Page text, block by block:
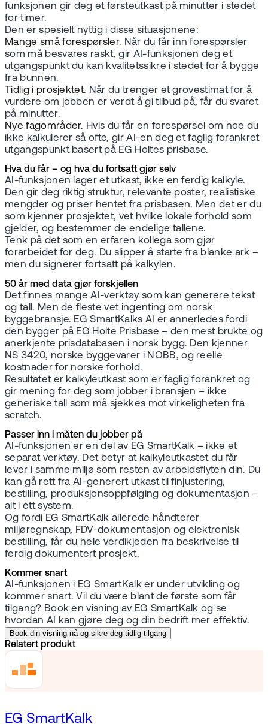
funksjonen gir deg et førsteutkast på minutter i stedet
for timer.
Den er spesielt nyttig i disse situasjonene:
Mange små forespørsler. Når du får inn forespørsler
som må besvares raskt, gir AI-funksjonen deg et
utgangspunkt du kan kvalitetssikre i stedet for å bygge
fra bunnen.
Tidlig i prosjektet. Når du trenger et grovestimat for å
vurdere om jobben er verdt å gi tilbud på, får du svaret
på minutter.
Nye fagområder. Hvis du får en forespørsel om noe du
ikke kalkulerer så ofte, gir AI-en deg et faglig forankret
utgangspunkt basert på EG Holtes prisbase.
Hva du får – og hva du fortsatt gjør selv
AI-funksjonen lager et utkast, ikke en ferdig kalkyle.
Den gir deg riktig struktur, relevante poster, realistiske
mengder og priser hentet fra prisbasen. Men det er du
som kjenner prosjektet, vet hvilke lokale forhold som
gjelder, og bestemmer de endelige tallene.
Tenk på det som en erfaren kollega som gjør
forarbeidet for deg. Du slipper å starte fra blanke ark –
men du signerer fortsatt på kalkylen.
50 år med data gjør forskjellen
Det finnes mange AI-verktøy som kan generere tekst
og tall. Men de fleste vet ingenting om norsk
byggebransje. EG SmartKalks AI er annerledes fordi
den bygger på EG Holte Prisbase – den mest brukte og
anerkjente prisdatabasen i norsk bygg. Den kjenner
NS 3420, norske byggevarer i NOBB, og reelle
kostnader for norske forhold.
Resultatet er kalkyleutkast som er faglig forankret og
gir mening for deg som jobber i bransjen – ikke
generiske tall som må sjekkes mot virkeligheten fra
scratch.
Passer inn i måten du jobber på
AI-funksjonen er en del av EG SmartKalk – ikke et
separat verktøy. Det betyr at kalkyleutkastet du får
lever i samme miljø som resten av arbeidsflyten din. Du
kan gå rett fra AI-generert utkast til finjustering,
bestilling, produksjonsoppfølging og dokumentasjon –
alt i étt system.
Og fordi EG SmartKalk allerede håndterer
miljøregnskap, FDV-dokumentasjon og elektronisk
bestilling, får du hele verdikjeden fra beskrivelse til
ferdig dokumentert prosjekt.
Kommer snart
AI-funksjonen i EG SmartKalk er under utvikling og
kommer snart. Vil du være blant de første som får
tilgang? Book en visning av EG SmartKalk og se
hvordan AI kan gjøre deg og din bedrift mer effektiv.
Book din visning nå og sikre deg tidlig tilgang
Relatert produkt
EG SmartKalk